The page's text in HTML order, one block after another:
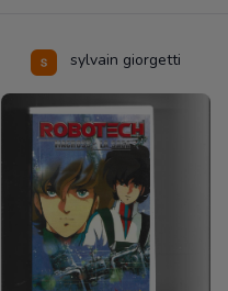
sylvain giorgetti